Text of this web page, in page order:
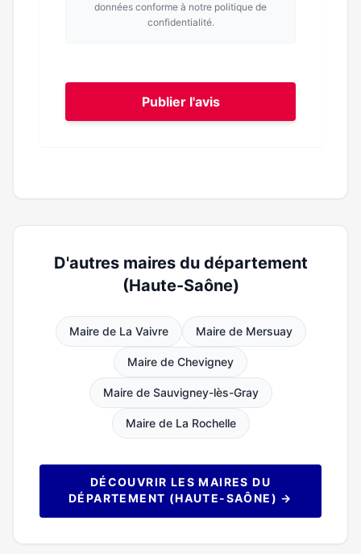
données conforme à notre politique de
confidentialité.
Publier l'avis
D'autres maires du département
(Haute-Saône)
Maire de La Vaivre Maire de Mersuay
Maire de Chevigney
Maire de Sauvigney-lès-Gray
Maire de La Rochelle
DÉCOUVRIR LES MAIRES DU
DÉPARTEMENT (HAUTE-SAÔNE) →